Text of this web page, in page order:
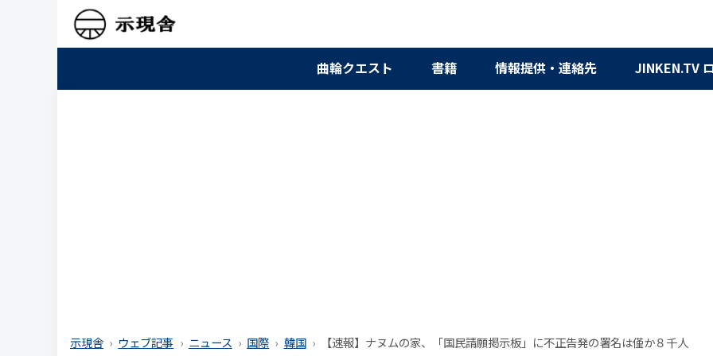
曲輪クエスト 書籍 情報提供・連絡先 JINKEN.TV
示現舎 ウェブ記事 ニュース 国際 韓国 【速報】ナヌムの家、「国民請願掲示板」に不正告発の署名は僅か８千人